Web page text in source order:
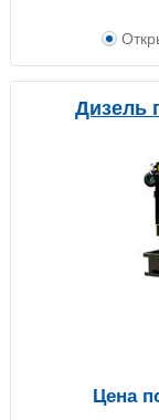
Дизель
Цена